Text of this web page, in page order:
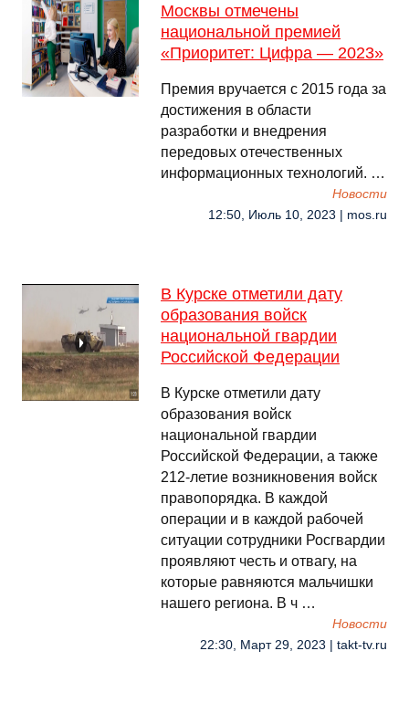
Москвы отмечены
национальной премией
«Приоритет: Цифра — 2023»
Премия вручается с 2015 года за
достижения в области
разработки и внедрения
передовых отечественных
информационных технологий. …
Новости
12:50, Июль 10, 2023 | mos.ru
В Курске отметили дату
образования войск
национальной гвардии
Российской Федерации
В Курске отметили дату
образования войск
национальной гвардии
Российской Федерации, а также
212-летие возникновения войск
правопорядка. В каждой
операции и в каждой рабочей
ситуации сотрудники Росгвардии
проявляют честь и отвагу, на
которые равняются мальчишки
нашего региона. В ч …
Новости
22:30, Март 29, 2023 | takt-tv.ru